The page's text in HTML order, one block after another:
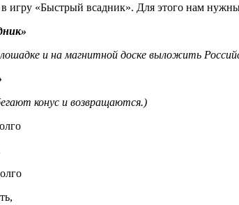
игру «Быстрый всадник». Для этого нам
и на магнитной доске выложить
конус и возвращаются.)